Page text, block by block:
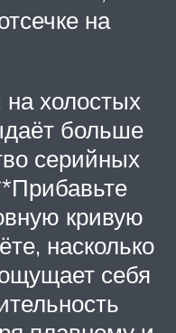
на
холостых
больше
серийных
кривую
насколько
себя